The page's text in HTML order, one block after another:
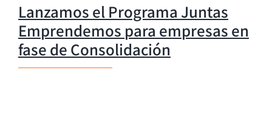
Lanzamos el Programa Juntas
Emprendemos para empresas en
fase de Consolidación